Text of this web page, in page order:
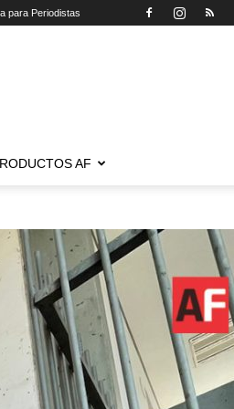
para Periodistas
AF